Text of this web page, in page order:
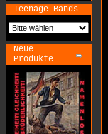
Teenage Bands
Neue
Produkte